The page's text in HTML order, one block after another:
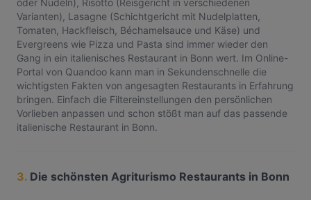
oder Nudeln), Risotto (Reisgericht in verschiedenen
Varianten), Lasagne (Schichtgericht mit Nudelplatten,
Tomaten, Hackfleisch, Béchamelsauce und Käse) und
Evergreens wie Pizza und Pasta sind immer wieder den
Gang in ein italienisches Restaurant in Bonn wert. Im Online-
Portal von Quandoo kann man in Sekundenschnelle die
wichtigsten Fakten von angesagten Restaurants in Erfahrung
bringen. Einfach die Filtereinstellungen den persönlichen
Vorlieben anpassen und schon stößt man auf das passende
italienische Restaurant in Bonn.
3. Die schönsten Agriturismo Restaurants in Bonn